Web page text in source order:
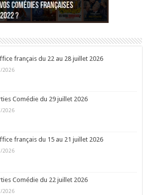
comédies françaises
?
personnage préféré du Père
?
comédies françaises
?
« Gendarme » préféré ?
3 comédies de Jean-Marie Poiré
« Tati » préféré ?
« bronzé » préféré ?
français du 22 au 28 juillet 2026
2026
Comédie du 29 juillet 2026
2026
français du 15 au 21 juillet 2026
2026
Comédie du 22 juillet 2026
2026